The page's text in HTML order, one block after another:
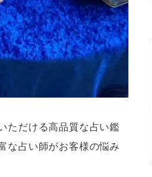
ただける高品質な占い鑑
な占い師がお客様の悩み